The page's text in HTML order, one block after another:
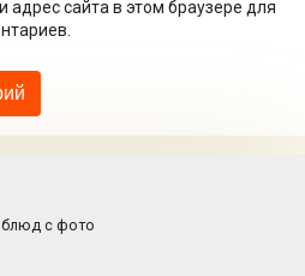
адрес сайта в этом браузере для
блюд с фото